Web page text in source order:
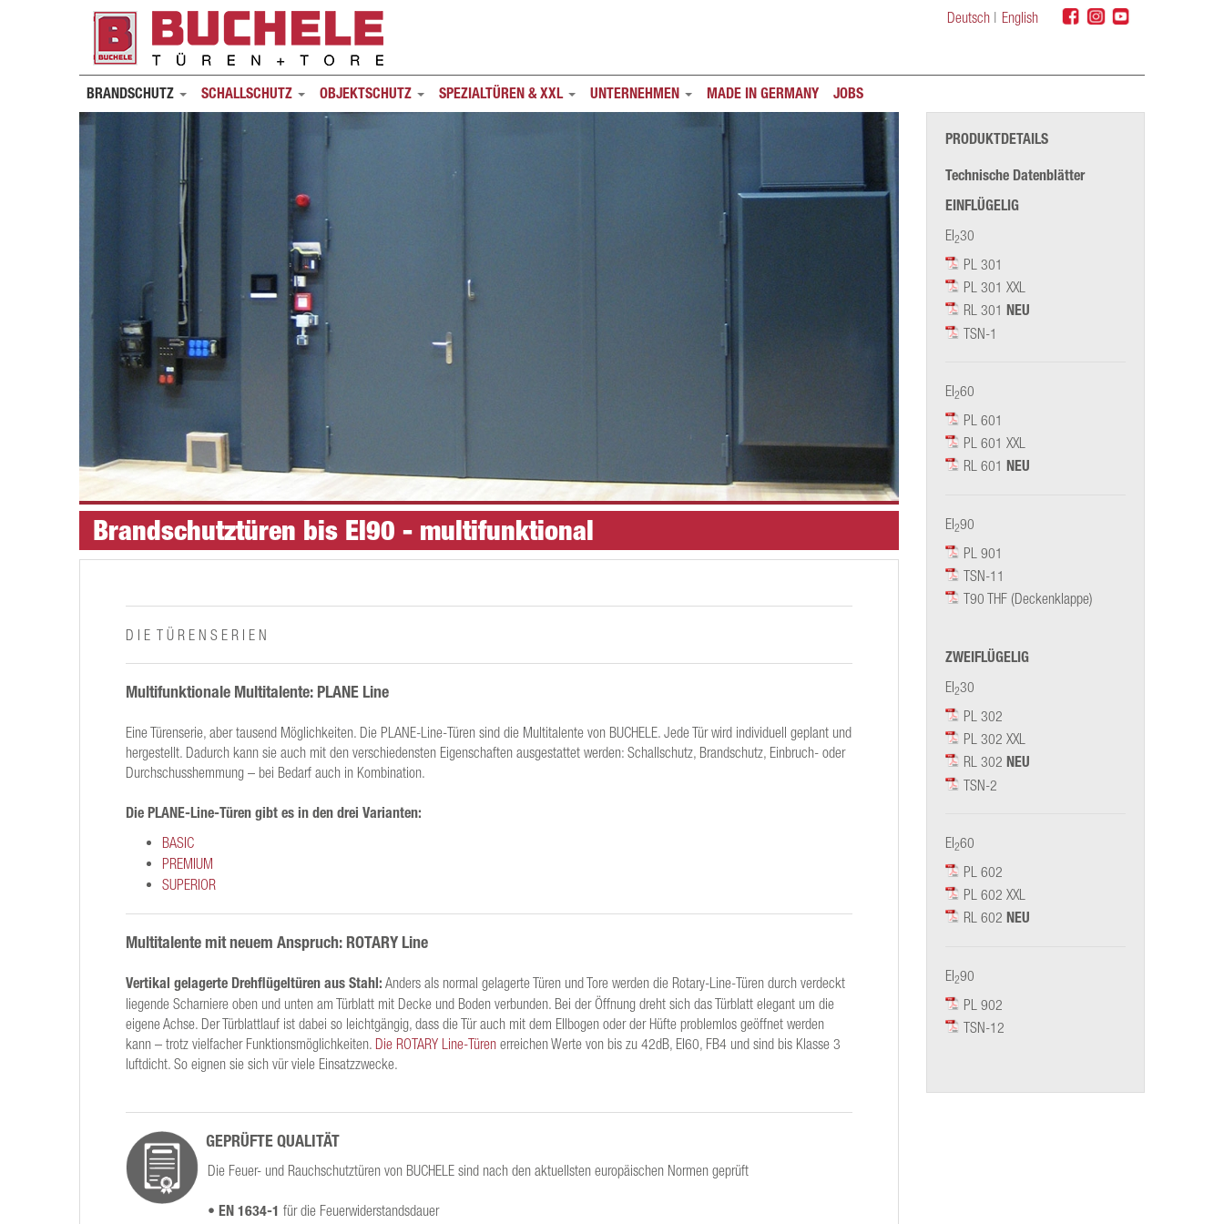
English
Deutsch
BRANDSCHUTZ SCHALLSCHUTZ OBJEKTSCHUTZ SPEZIALTÜREN & XXL UNTERNEHMEN MADE IN GERMANY JOBS
Brandschutztüren bis EI90 - multifunktional
D I E T Ü R E N S E R I E N
Multifunktionale Multitalente: PLANE Line
Eine Türenserie, aber tausend Möglichkeiten. Die PLANE-Line-Türen sind die Multitalente von BUCHELE. Jede Tür wird individuell geplant und
hergestellt. Dadurch kann sie auch mit den verschiedensten Eigenschaften ausgestattet werden: Schallschutz, Brandschutz, Einbruch- oder
Durchschusshemmung – bei Bedarf auch in Kombination.
Die PLANE-Line-Türen gibt es in den drei Varianten:
BASIC
PREMIUM
SUPERIOR
Multitalente mit neuem Anspruch: ROTARY Line
Vertikal gelagerte Drehflügeltüren aus Stahl: Anders als normal gelagerte Türen und Tore werden die Rotary-Line-Türen durch verdeckt
liegende Scharniere oben und unten am Türblatt mit Decke und Boden verbunden. Bei der Öffnung dreht sich das Türblatt elegant um die
eigene Achse. Der Türblattlauf ist dabei so leichtgängig, dass die Tür auch mit dem Ellbogen oder der Hüfte problemlos geöffnet werden
kann – trotz vielfacher Funktionsmöglichkeiten. Die ROTARY Line-Türen erreichen Werte von bis zu 42dB, EI60, FB4 und sind bis Klasse 3
luftdicht. So eignen sie sich vür viele Einsatzzwecke.
GEPRÜFTE QUALITÄT
Die Feuer- und Rauchschutztüren von BUCHELE sind nach den aktuellsten europäischen Normen geprüft
• EN 1634-1 für die Feuerwiderstandsdauer
PRODUKTDETAILS
Technische Datenblätter
EINFLÜGELIG
EI230
PL 301
PL 301 XXL
RL 301 NEU
TSN-1
EI260
PL 601
PL 601 XXL
RL 601 NEU
EI290
PL 901
TSN-11
T90 THF (Deckenklappe)
ZWEIFLÜGELIG
EI230
PL 302
PL 302 XXL
RL 302 NEU
TSN-2
EI260
PL 602
PL 602 XXL
RL 602 NEU
EI290
PL 902
TSN-12